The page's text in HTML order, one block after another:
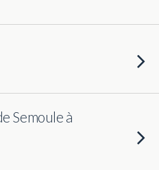
Semoule à